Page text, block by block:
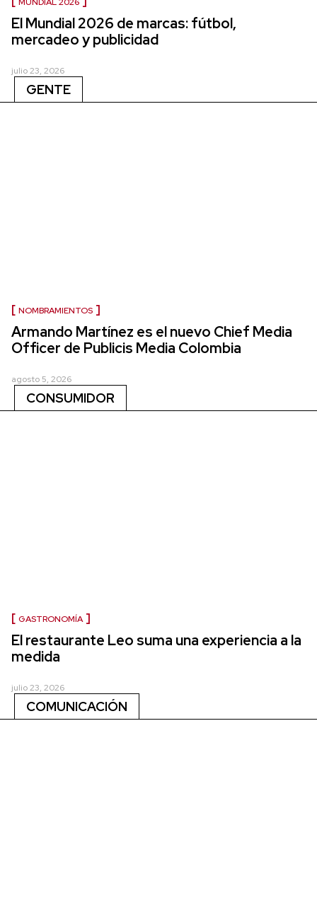
El Mundial 2026 de marcas: fútbol,
mercadeo y publicidad
julio 23, 2026
GENTE
NOMBRAMIENTOS
Armando Martínez es el nuevo Chief Media
Officer de Publicis Media Colombia
agosto 5, 2026
CONSUMIDOR
GASTRONOMÍA
El restaurante Leo suma una experiencia a la
medida
julio 23, 2026
COMUNICACIÓN